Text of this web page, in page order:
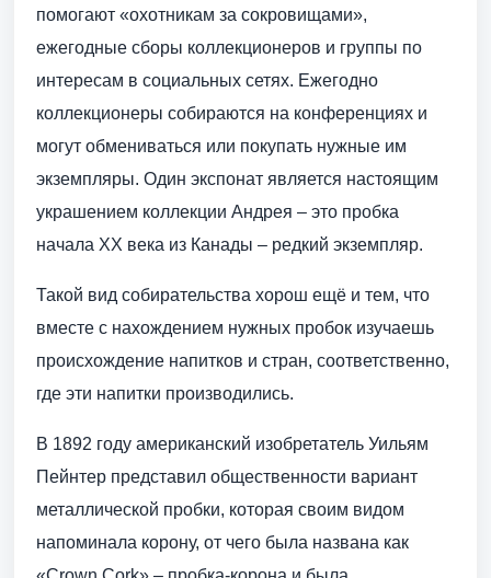
помогают «охотникам за сокровищами»,
ежегодные сборы коллекционеров и группы по
интересам в социальных сетях. Ежегодно
коллекционеры собираются на конференциях и
могут обмениваться или покупать нужные им
экземпляры. Один экспонат является настоящим
украшением коллекции Андрея – это пробка
начала XX века из Канады – редкий экземпляр.
Такой вид собирательства хорош ещё и тем, что
вместе с нахождением нужных пробок изучаешь
происхождение напитков и стран, соответственно,
где эти напитки производились.
В 1892 году американский изобретатель Уильям
Пейнтер представил общественности вариант
металлической пробки, которая своим видом
напоминала корону, от чего была названа как